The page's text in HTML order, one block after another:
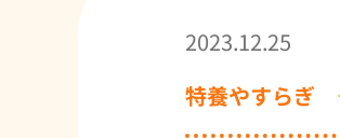
2023.12.25
特養やすらぎ